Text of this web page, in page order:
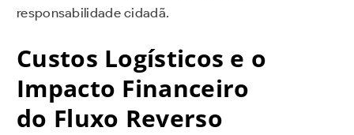
responsabilidade cidadã.
Custos Logísticos e o
Impacto Financeiro
do Fluxo Reverso